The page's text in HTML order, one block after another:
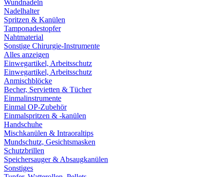
Wundnadeln
Nadelhalter
Spritzen & Kanülen
Tamponadestopfer
Nahtmaterial
Sonstige Chirurgie-Instrumente
Alles anzeigen
Einwegartikel, Arbeitsschutz
Einwegartikel, Arbeitsschutz
Anmischblöcke
Becher, Servietten & Tücher
Einmalinstrumente
Einmal OP-Zubehör
Einmalspritzen & -kanülen
Handschuhe
Mischkanülen & Intraoraltips
Mundschutz, Gesichtsmasken
Schutzbrillen
Speichersauger & Absaugkanülen
Sonstiges